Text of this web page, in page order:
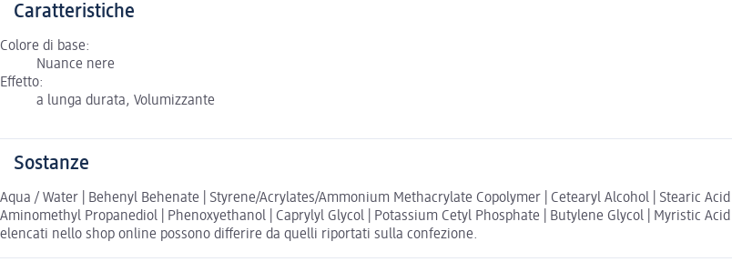
Caratteristiche
Colore di base:
Nuance nere
Effetto:
a lunga durata, Volumizzante
Sostanze
Aqua / Water | Behenyl Behenate | Styrene/Acrylates/Ammonium Methacrylate Copolymer | Cetearyl Alcohol | Stearic Acid
Aminomethyl Propanediol | Phenoxyethanol | Caprylyl Glycol | Potassium Cetyl Phosphate | Butylene Glycol | Myristic
elencati nello shop online possono differire da quelli riportati sulla confezione.